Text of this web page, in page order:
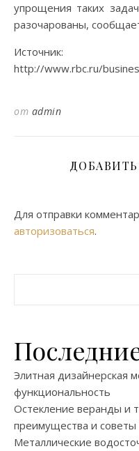
упрощения таких
разочарованы,
Источник:
http://www.rbc.ru/
от admin
Для отправки
авторизоваться.
Элитная дизайнерская
функциональность
Остекление веранды и
преимущества и
Металлические